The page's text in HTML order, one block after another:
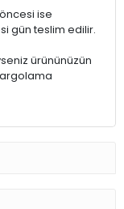
ise
gün teslim edilir.
ürününüzün